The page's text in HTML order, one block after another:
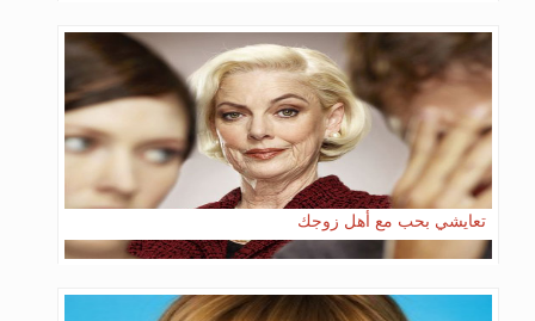
تعايشي بحب مع أهل زوجك